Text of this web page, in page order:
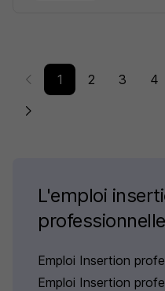
1 2 3 4
L'emploi
Emploi Insertion
Emploi Insertion